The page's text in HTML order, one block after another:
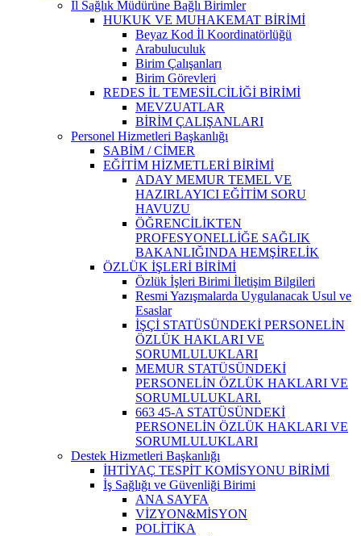
İl Sağlık Müdürüne Bağlı Birimler
HUKUK VE MUHAKEMAT BİRİMİ
Beyaz Kod İl Koordinatörlüğü
Arabuluculuk
Birim Çalışanları
Birim Görevleri
REDES İL TEMESİLCİLİĞİ BİRİMİ
MEVZUATLAR
BİRİM ÇALIŞANLARI
Personel Hizmetleri Başkanlığı
SABİM / CİMER
EĞİTİM HİZMETLERİ BİRİMİ
ADAY MEMUR TEMEL VE
HAZIRLAYICI EĞİTİM SORU
HAVUZU
ÖĞRENCİLİKTEN
PROFESYONELLİĞE SAĞLIK
BAKANLIĞINDA HEMŞİRELİK
ÖZLÜK İŞLERİ BİRİMİ
Özlük İşleri Birimi İletişim Bilgileri
Resmi Yazışmalarda Uygulanacak Usul ve
Esaslar
İŞÇİ STATÜSÜNDEKİ PERSONELİN
ÖZLÜK HAKLARI VE
SORUMLULUKLARI
MEMUR STATÜSÜNDEKİ
PERSONELİN ÖZLÜK HAKLARI VE
SORUMLULUKLARI.
663 45-A STATÜSÜNDEKİ
PERSONELİN ÖZLÜK HAKLARI VE
SORUMLULUKLARI
Destek Hizmetleri Başkanlığı
İHTİYAÇ TESPİT KOMİSYONU BİRİMİ
İş Sağlığı ve Güvenliği Birimi
ANA SAYFA
VİZYON&MİSYON
POLİTİKA